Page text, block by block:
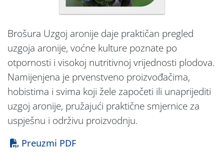
Brošura Uzgoj aronije daje praktičan pregled
uzgoja aronije, voćne kulture poznate po
otpornosti i visokoj nutritivnoj vrijednosti plodova.
Namijenjena je prvenstveno proizvođačima,
hobistima i svima koji žele započeti ili unaprijediti
uzgoj aronije, pružajući praktične smjernice za
uspješnu i održivu proizvodnju.
Preuzmi PDF